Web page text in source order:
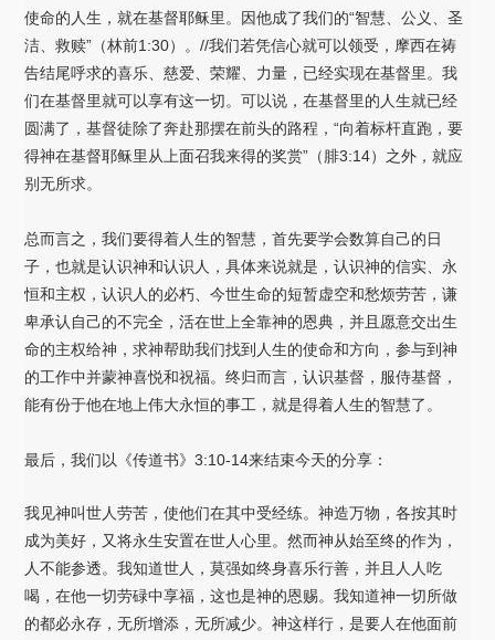
使命的人生，就在基督耶稣里。因他成了我们的“智慧、公义、圣
洁、救赎”（林前1:30）。//我们若凭信心就可以领受，摩西在祷
告结尾呼求的喜乐、慈爱、荣耀、力量，已经实现在基督里。我
们在基督里就可以享有这一切。可以说，在基督里的人生就已经
圆满了，基督徒除了奔赴那摆在前头的路程，“向着标杆直跑，要
得神在基督耶稣里从上面召我来得的奖赏”（腓3:14）之外，就应
别无所求。
总而言之，我们要得着人生的智慧，首先要学会数算自己的日
子，也就是认识神和认识人，具体来说就是，认识神的信实、永
恒和主权，认识人的必朽、今世生命的短暂虚空和愁烦劳苦，谦
卑承认自己的不完全，活在世上全靠神的恩典，并且愿意交出生
命的主权给神，求神帮助我们找到人生的使命和方向，参与到神
的工作中并蒙神喜悦和祝福。终归而言，认识基督，服侍基督，
能有份于他在地上伟大永恒的事工，就是得着人生的智慧了。
最后，我们以《传道书》3:10-14来结束今天的分享：
我见神叫世人劳苦，使他们在其中受经练。神造万物，各按其时
成为美好，又将永生安置在世人心里。然而神从始至终的作为，
人不能参透。我知道世人，莫强如终身喜乐行善，并且人人吃
喝，在他一切劳碌中享福，这也是神的恩赐。我知道神一切所做
的都必永存，无所增添，无所减少。神这样行，是要人在他面前